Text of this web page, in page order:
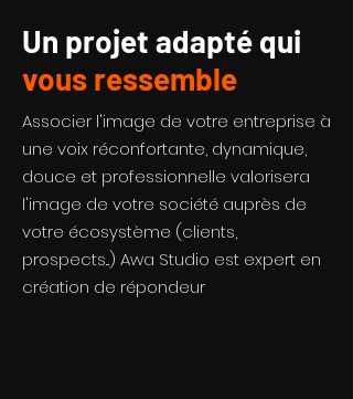
Un projet adapté qui
vous ressemble
Associer l'image de votre entreprise à
une voix réconfortante, dynamique,
douce et professionnelle valorisera
l'image de votre société auprès de
votre écosystème (clients,
prospects...) Awa Studio est expert en
création de répondeur